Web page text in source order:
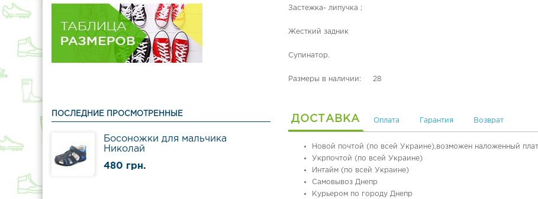
ПОСЛЕДНИЕ ПРОСМОТРЕННЫЕ
Босоножки для мальчика
Николай
480 грн.
Застежка- липучка ;
Жесткий задник
Супинатор.
Размеры в наличии: 28
ДОСТАВКА Оплата Гарантия Возврат
Новой почтой (по всей Украине),возможен наложенный
Укрпочтой (по всей Украине)
Интайм (по всей Украине)
Самовывоз Днепр
Курьером по городу Днепр